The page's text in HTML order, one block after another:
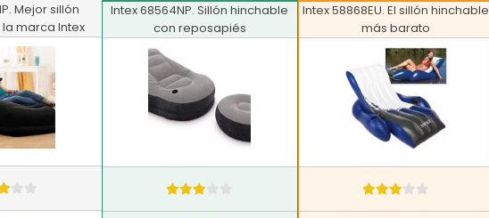
Mejor sillón
marca Intex
Intex 68564NP. Sillón hinchable
con reposapiés
Intex 58868EU. El sillón hinchable
más barato